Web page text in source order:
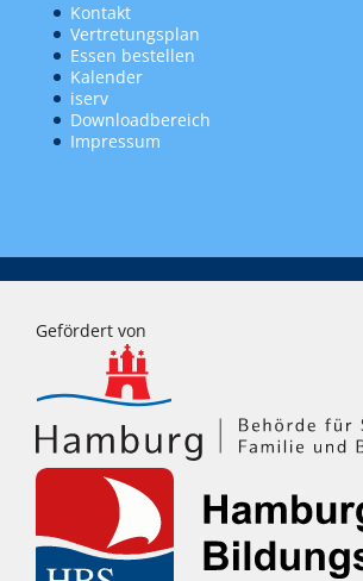
Kontakt
Vertretungsplan
Essen bestellen
Kalender
iserv
Downloadbereich
Impressum
Gefördert von